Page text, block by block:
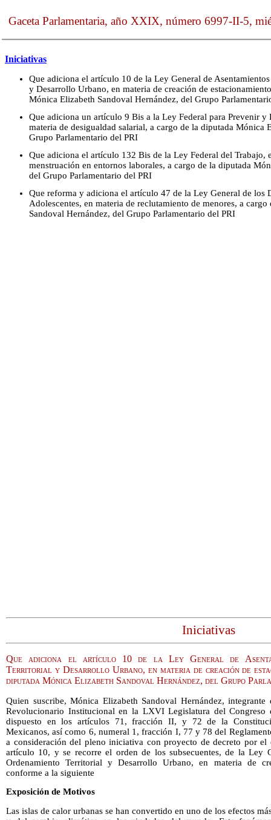
Gaceta Parlamentaria, año XXIX, número 6997-II-5,
Iniciativas
Que adiciona el artículo 10 de la Ley General de
y Desarrollo Urbano, en materia de creación de
Mónica Elizabeth Sandoval Hernández, del Grupo
Que adiciona un artículo 9 Bis a la Ley Federal para Prevenir
materia de desigualdad salarial, a cargo de la diputada Mónica
Grupo Parlamentario del PRI
Que adiciona el artículo 132 Bis de la Ley Federal del Trabajo,
menstruación en entornos laborales, a cargo de la diputada
del Grupo Parlamentario del PRI
Que reforma y adiciona el artículo 47 de la Ley General de los
Adolescentes, en materia de reclutamiento de menores, a
Sandoval Hernández, del Grupo Parlamentario del PRI
Iniciativas
Que adiciona el artículo 10 de la Ley General de
Territorial y Desarrollo Urbano, en materia de creación de
diputada Mónica Elizabeth Sandoval Hernández, del Grupo
Quien suscribe, Mónica Elizabeth Sandoval Hernández,
Revolucionario Institucional en la LXVI Legislatura del
dispuesto en los artículos 71, fracción II, y 72 de la
Mexicanos, así como 6, numeral 1, fracción I, 77 y 78 del
a consideración del pleno iniciativa con proyecto de decreto por
artículo 10, y se recorre el orden de los subsecuentes, de la Ley
Ordenamiento Territorial y Desarrollo Urbano, en materia de
conforme a la siguiente
Exposición de Motivos
Las islas de calor urbanas se han convertido en uno de los efectos